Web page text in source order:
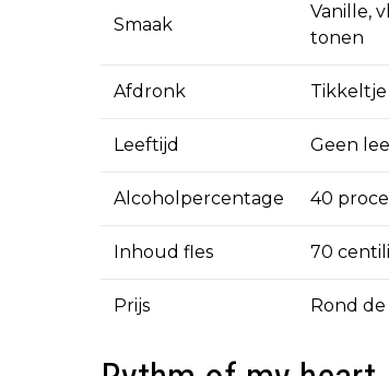
Smaak
Vanille,
tonen
Afdronk
Leeftijd Geen
Alcoholpercentage 40
Inhoud fles 70
Prijs Rond